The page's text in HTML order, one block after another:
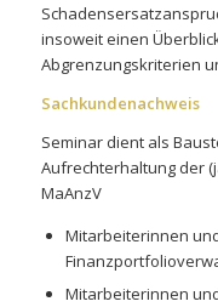
insoweit einen
Abgrenzungskriterien
Sachkundenachweis
Seminar dient als
Aufrechterhaltung der
MaAnzV
Mitarbeiterinnen
Mitarbeiterinnen